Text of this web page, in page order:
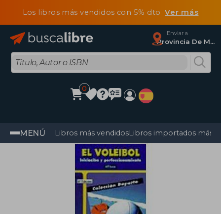
Los libros más vendidos con 5% dtoVer más
Enviar a
Provincia De Madrid
0
MENÚ Libros más vendidosLibros importados más